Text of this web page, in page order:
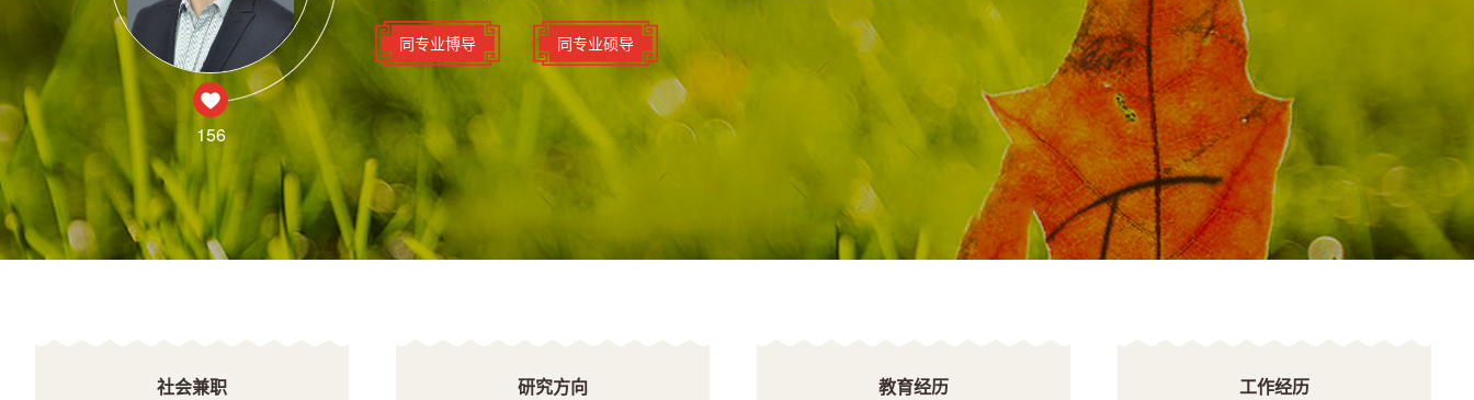
156
同专业博导 同专业硕导
社会兼职 研究方向 教育经历 工作经历